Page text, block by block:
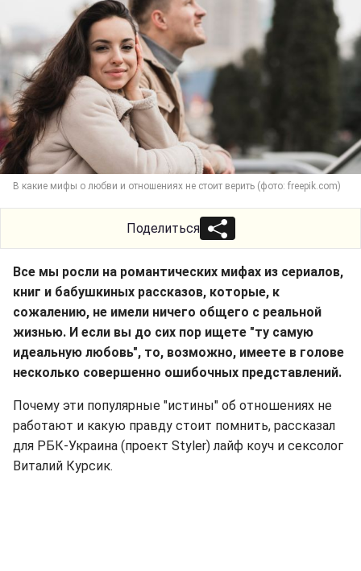
В какие мифы о любви и отношениях не стоит верить (фото: freepik.com)
Поделиться
Все мы росли на романтических мифах из сериалов,
книг и бабушкиных рассказов, которые, к
сожалению, не имели ничего общего с реальной
жизнью. И если вы до сих пор ищете "ту самую
идеальную любовь", то, возможно, имеете в голове
несколько совершенно ошибочных представлений.
Почему эти популярные "истины" об отношениях не
работают и какую правду стоит помнить, рассказал
для РБК-Украина (проект Styler) лайф коуч и сексолог
Виталий Курсик.